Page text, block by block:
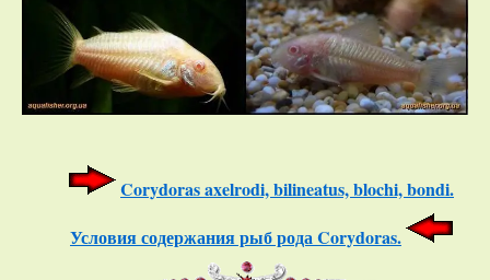
Corydoras axelrodi, bilineatus, blochi, bondi.
Условия содержания рыб рода Corydoras.